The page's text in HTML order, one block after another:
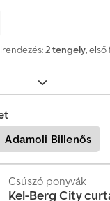
é
e
g
y
é
n
i
2 tengely,
Adamoli Billenős
Csúszó ponyvák
Kel-Berg City